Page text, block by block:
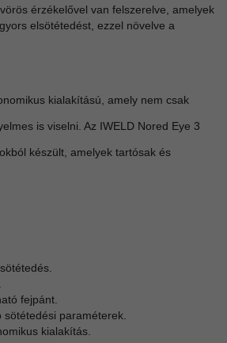
érzékelővel van felszerelve, amelyek
elsötétedést, ezzel növelve a
kialakítású, amely nem csak
is viselni. Az IWELD Nored Eye 3
készült, amelyek tartósak és
fejpánt.
sötétedési paraméterek.
kialakítás.